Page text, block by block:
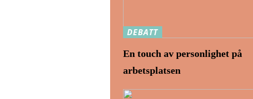
DEBATT
En touch av personlighet på
arbetsplatsen